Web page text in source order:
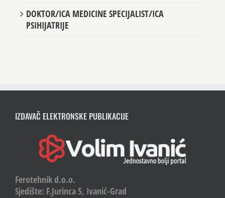
DOKTOR/ICA MEDICINE SPECIJALIST/ICA
PSIHIJATRIJE
IZDAVAČ ELEKTRONSKE PUBLIKACIJE
Ferotehnik d.o.o.
Sjedište: F.Jurinca 5, Ivanić-Grad